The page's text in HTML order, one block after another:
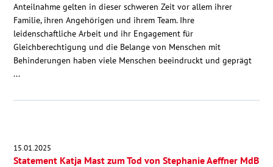
Anteilnahme gelten in dieser schweren Zeit vor allem ihrer
Familie, ihren Angehörigen und ihrem Team. Ihre
leidenschaftliche Arbeit und ihr Engagement für
Gleichberechtigung und die Belange von Menschen mit
Behinderungen haben viele Menschen beeindruckt und geprägt
...
15.01.2025
Statement Katja Mast zum Tod von Stephanie Aeffner MdB